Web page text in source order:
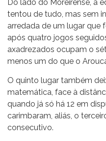
Do lado do Moreirense, a
tentou de tudo, mas sem
arredada de um lugar que
após quatro jogos
axadrezados ocupam o
menos um do que o
O quinto lugar também
matemática, face à
quando já só há 12 em
carimbaram, aliás, o
consecutivo.